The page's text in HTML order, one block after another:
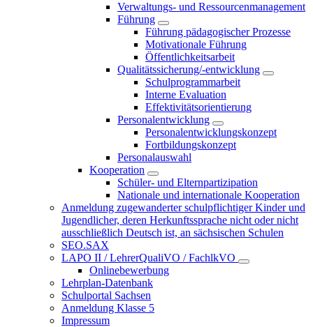
Verwaltungs- und Ressourcenmanagement
Führung
Führung pädagogischer Prozesse
Motivationale Führung
Öffentlichkeitsarbeit
Qualitätssicherung/-entwicklung
Schulprogrammarbeit
Interne Evaluation
Effektivitätsorientierung
Personalentwicklung
Personalentwicklungskonzept
Fortbildungskonzept
Personalauswahl
Kooperation
Schüler- und Elternpartizipation
Nationale und internationale Kooperation
Anmeldung zugewanderter schulpflichtiger Kinder und
Jugendlicher, deren Herkunftssprache nicht oder nicht
ausschließlich Deutsch ist, an sächsischen Schulen
SEO.SAX
LAPO II / LehrerQualiVO / FachlkVO
Onlinebewerbung
Lehrplan-Datenbank
Schulportal Sachsen
Anmeldung Klasse 5
Impressum